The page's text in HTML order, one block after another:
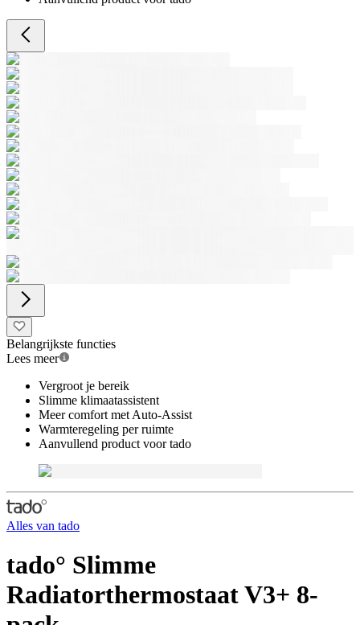
Belangrijkste functies
Lees meer
Vergroot je bereik
Slimme klimaatassistent
Meer comfort met Auto-Assist
Warmteregeling per ruimte
Aanvullend product voor tado
Alles van tado
tado° Slimme
Radiatorthermostaat V3+ 8-